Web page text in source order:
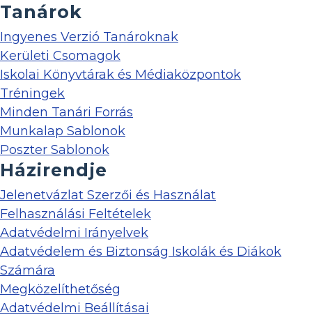
Tanárok
Ingyenes Verzió Tanároknak
Kerületi Csomagok
Iskolai Könyvtárak és Médiaközpontok
Tréningek
Minden Tanári Forrás
Munkalap Sablonok
Poszter Sablonok
Házirendje
Jelenetvázlat Szerzői és Használat
Felhasználási Feltételek
Adatvédelmi Irányelvek
Adatvédelem és Biztonság Iskolák és Diákok
Számára
Megközelíthetőség
Adatvédelmi Beállításai